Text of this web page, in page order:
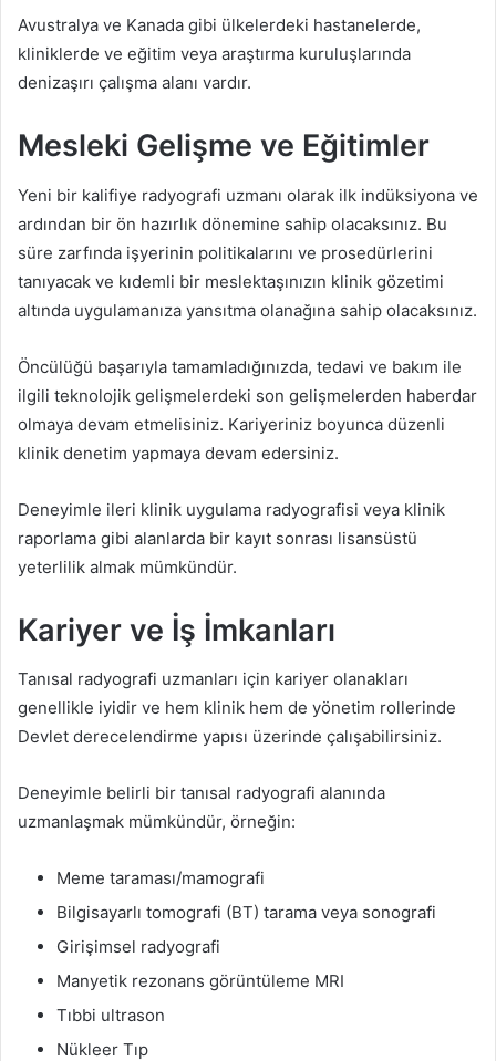
Avustralya ve Kanada gibi ülkelerdeki hastanelerde,
kliniklerde ve eğitim veya araştırma kuruluşlarında
denizaşırı çalışma alanı vardır.
Mesleki Gelişme ve Eğitimler
Yeni bir kalifiye radyografi uzmanı olarak ilk indüksiyona ve
ardından bir ön hazırlık dönemine sahip olacaksınız. Bu
süre zarfında işyerinin politikalarını ve prosedürlerini
tanıyacak ve kıdemli bir meslektaşınızın klinik gözetimi
altında uygulamanıza yansıtma olanağına sahip olacaksınız.
Öncülüğü başarıyla tamamladığınızda, tedavi ve bakım ile
ilgili teknolojik gelişmelerdeki son gelişmelerden haberdar
olmaya devam etmelisiniz. Kariyeriniz boyunca düzenli
klinik denetim yapmaya devam edersiniz.
Deneyimle ileri klinik uygulama radyografisi veya klinik
raporlama gibi alanlarda bir kayıt sonrası lisansüstü
yeterlilik almak mümkündür.
Kariyer ve İş İmkanları
Tanısal radyografi uzmanları için kariyer olanakları
genellikle iyidir ve hem klinik hem de yönetim rollerinde
Devlet derecelendirme yapısı üzerinde çalışabilirsiniz.
Deneyimle belirli bir tanısal radyografi alanında
uzmanlaşmak mümkündür, örneğin:
Meme taraması/mamografi
Bilgisayarlı tomografi (BT) tarama veya sonografi
Girişimsel radyografi
Manyetik rezonans görüntüleme MRI
Tıbbi ultrason
Nükleer Tıp